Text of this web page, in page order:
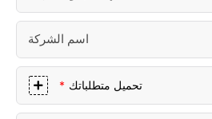
اسم الشركة
تحميل متطلباتك